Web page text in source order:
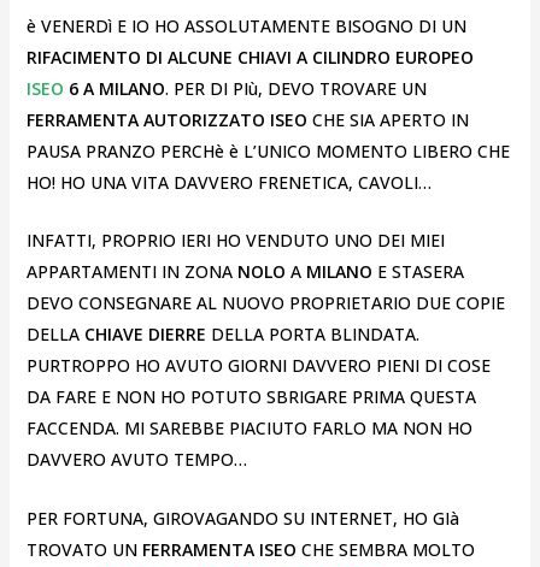
è VENERDì E IO HO ASSOLUTAMENTE BISOGNO DI UN
RIFACIMENTO DI ALCUNE CHIAVI A CILINDRO EUROPEO
ISEO 6 A MILANO. PER DI PIù, DEVO TROVARE UN
FERRAMENTA AUTORIZZATO ISEO CHE SIA APERTO IN
PAUSA PRANZO PERCHè è L’UNICO MOMENTO LIBERO CHE
HO! HO UNA VITA DAVVERO FRENETICA, CAVOLI…
INFATTI, PROPRIO IERI HO VENDUTO UNO DEI MIEI
APPARTAMENTI IN ZONA NOLO A MILANO E STASERA
DEVO CONSEGNARE AL NUOVO PROPRIETARIO DUE COPIE
DELLA CHIAVE DIERRE DELLA PORTA BLINDATA.
PURTROPPO HO AVUTO GIORNI DAVVERO PIENI DI COSE
DA FARE E NON HO POTUTO SBRIGARE PRIMA QUESTA
FACCENDA. MI SAREBBE PIACIUTO FARLO MA NON HO
DAVVERO AVUTO TEMPO…
PER FORTUNA, GIROVAGANDO SU INTERNET, HO GIà
TROVATO UN FERRAMENTA ISEO CHE SEMBRA MOLTO